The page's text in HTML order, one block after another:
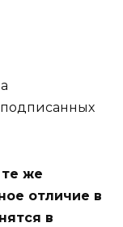
же
отличие в
в